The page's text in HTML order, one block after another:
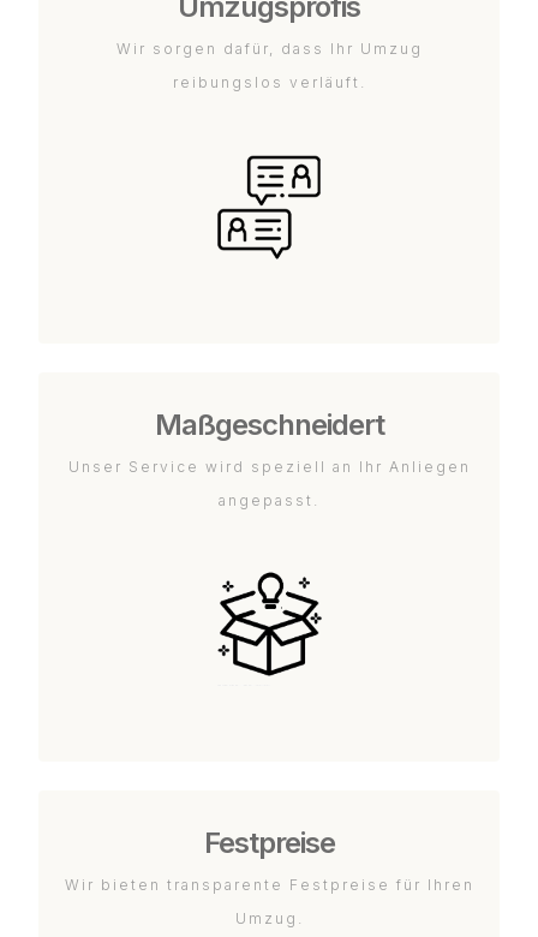
Wir sorgen dafür, dass Ihr Umzug
reibungslos verläuft.
Maßgeschneidert
Unser Service wird speziell an Ihr Anliegen
angepasst.
Festpreise
Wir bieten transparente Festpreise für Ihren
Umzug.